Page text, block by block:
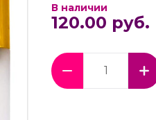
В наличии
120.00 руб.